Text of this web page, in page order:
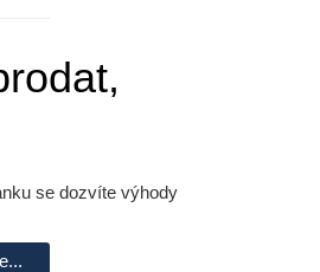
se dozvíte výhody